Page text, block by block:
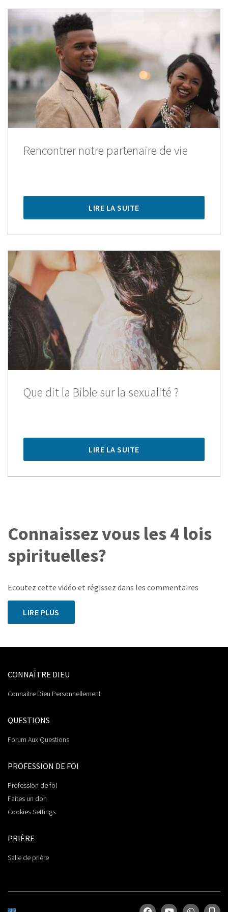
Rencontrer notre partenaire de vie
LIRE LA SUITE
Que dit la Bible sur la sexualité ?
LIRE LA SUITE
Connaissez vous les 4 lois
spirituelles?
Ecoutez cette vidéo et régissez dans les commentaires
LIRE PLUS
CONNAÎTRE DIEU
Connaitre Dieu Personnellement
QUESTIONS
Forum Aux Questions
PROFESSION DE FOI
Profession de foi
Faites un don
Cookies Settings
PRIÈRE
Salle de prière